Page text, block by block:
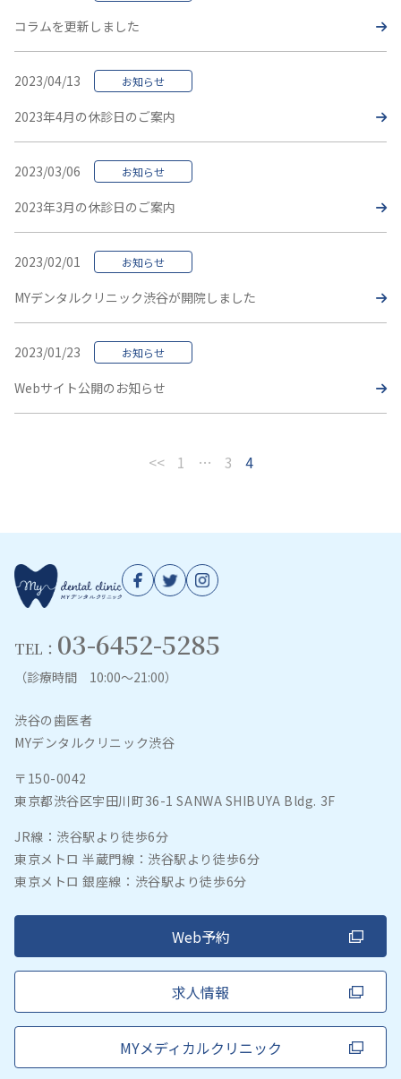
コラムを更新しました
2023/04/13 お知らせ
2023年4月の休診日のご案内
2023/03/06 お知らせ
2023年3月の休診日のご案内
2023/02/01 お知らせ
MYデンタルクリニック渋谷が開院しました
2023/01/23 お知らせ
Webサイト公開のお知らせ
<< 1 … 3 4
TEL： 03-6452-5285
（診療時間 10:00～21:00）
渋谷の歯医者
MYデンタルクリニック渋谷
〒150-0042
東京都渋谷区宇田川町36-1 SANWA SHIBUYA Bldg. 3F
JR線：渋谷駅より徒歩6分
東京メトロ 半蔵門線：渋谷駅より徒歩6分
東京メトロ 銀座線：渋谷駅より徒歩6分
Web予約
求人情報
MYメディカルクリニック